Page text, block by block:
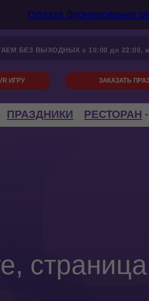
Оплата бронирования
БЕЗ ВЫХОДНЫХ с 10:00 до 22:00,
ПРАЗДНИКИ РЕСТОРАН
ИГРУ ЗАКАЗАТЬ